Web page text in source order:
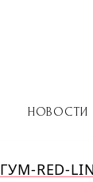
НОВОСТИ
ГУМ-RED-